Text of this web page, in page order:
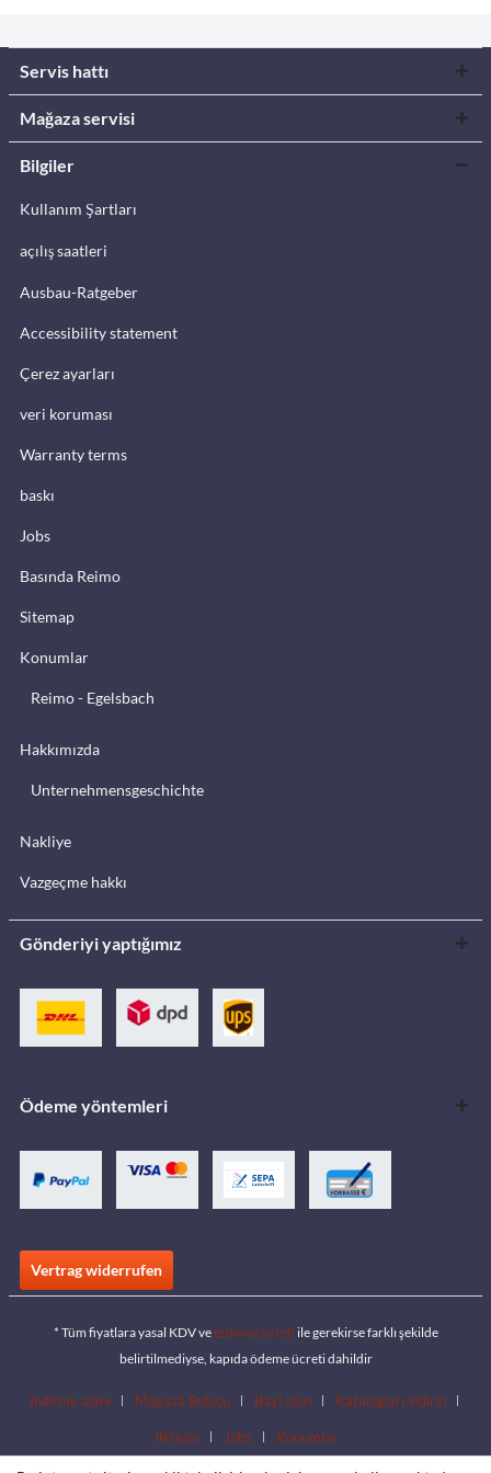
Servis hattı
Mağaza servisi
Bilgiler
Kullanım Şartları
açılış saatleri
Ausbau-Ratgeber
Accessibility statement
Çerez ayarları
veri koruması
Warranty terms
baskı
Jobs
Basında Reimo
Sitemap
Konumlar
Reimo - Egelsbach
Hakkımızda
Unternehmensgeschichte
Nakliye
Vazgeçme hakkı
Gönderiyi yaptığımız
Ödeme yöntemleri
Vertrag widerrufen
* Tüm fiyatlara yasal KDV veteslimat ücreti ile gerekirse farklı şekilde
belirtilmediyse, kapıda ödeme ücreti dahildir
İndirme alanı Mağaza Bulucu Bayi olun Katalogları indirin
İletişim Jobs Konumlar